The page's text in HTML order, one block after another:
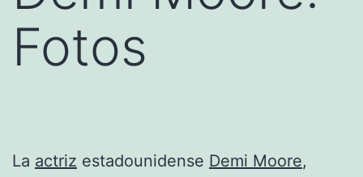
Fotos
La actriz estadounidense Demi Moore,